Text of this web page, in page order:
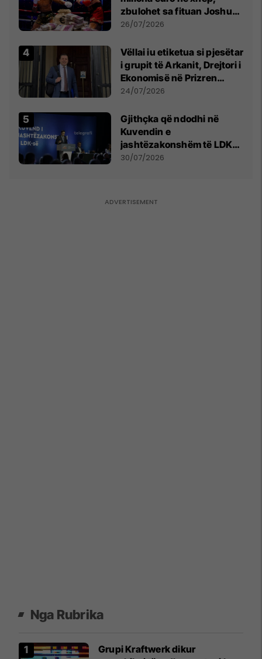
zbulohet sa fituan Joshua
e Prenga
26/07/2026
Vëllai iu etiketua si pjesëtar
i grupit të Arkanit, Drejtori i
Ekonomisë në Prizren
mohon pretendimet
24/07/2026
Gjithçka që ndodhi në
Kuvendin e
jashtëzakonshëm të LDK-
së
30/07/2026
Nga Rubrika
Grupi Kraftwerk dikur